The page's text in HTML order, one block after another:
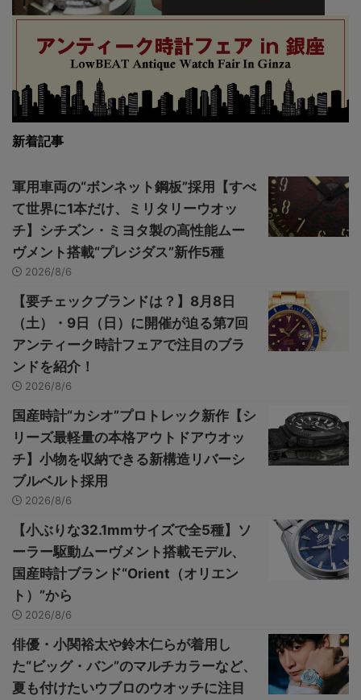
新着記事
軍用車両の“ボンネット鋼板”採用【すべ
て世界に1本だけ、ミリタリーウオッ
チ】シチズン・ミヨタ製の高性能ムー
ヴメント搭載“プレジダス”新作5種
2026/8/6
【要チェックブランドは？】8月8日
（土）・9日（日）に開催が迫る第7回
アンティーク時計フェアで注目のブラ
ンドを紹介！
2026/8/6
国産時計“カシオ”プロトレック新作【シ
リーズ最軽量の本格アウトドアウオッ
チ】小物を収納できる新構造リバーシ
ブルベルト採用
2026/8/6
【小ぶりな32.1mmサイズで全5種】ソ
ーラー駆動ムーヴメント搭載モデル、
国産時計ブランド“Orient（オリエン
ト）”から
2026/8/6
俳優・小関裕太や鈴木仁らが着用し
た“ビッグ・バン”のマルチカラーなど、
夏も付けたいウブロのウオッチに注目